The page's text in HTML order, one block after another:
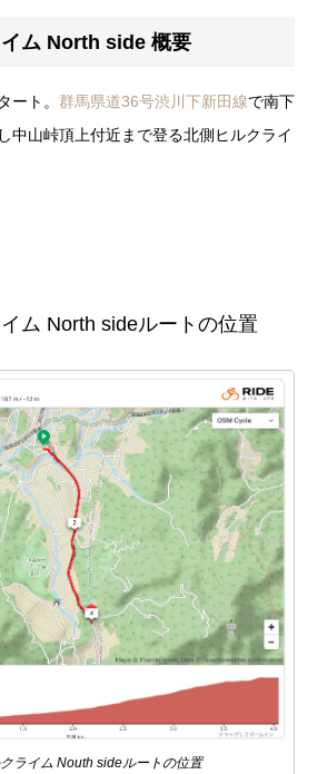
ム North side 概要
ート。 群馬県道36号渋川下新田線で南下
中山峠頂上付近まで登る北側ヒルクライ
ム North sideルートの位置
ライム Nouth sideルートの位置